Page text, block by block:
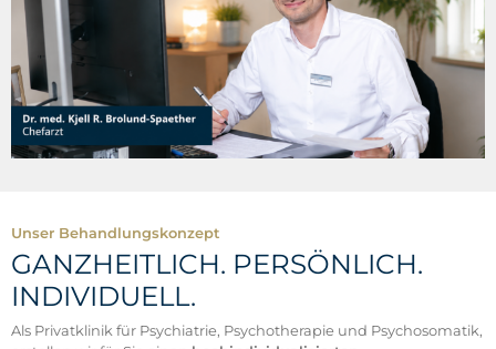
Unser Behandlungskonzept
GANZHEITLICH. PERSÖNLICH.
INDIVIDUELL.
Als Privatklinik für Psychiatrie, Psychotherapie und Psychosomatik,